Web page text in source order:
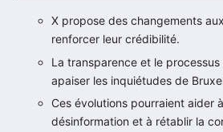
X propose des changements
renforcer leur crédibilité.
La transparence et le
apaiser les inquiétudes de
Ces évolutions pourraient aider
désinformation et à rétablir la